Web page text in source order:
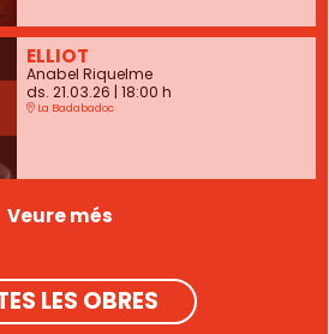
ELLIOT
Anabel Riquelme
ds. 21.03.26 | 18:00 h
La Badabadoc
Veure més
LES OBRES